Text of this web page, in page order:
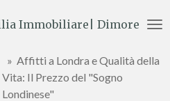
Immobiliare| Dimore e
» Affitti a Londra e Qualità della
Vita: Il Prezzo del "Sogno
Londinese"